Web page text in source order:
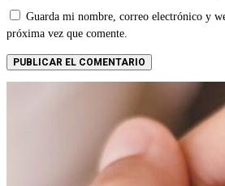
Guarda mi nombre, correo electrónico y
próxima vez que comente.